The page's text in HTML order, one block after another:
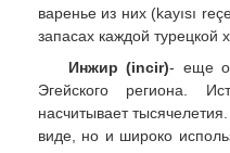
варенье из них (kayısı
запасах каждой турецкой
Инжир (incir)- еще
Эгейского региона.
насчитывает
виде, но и широко